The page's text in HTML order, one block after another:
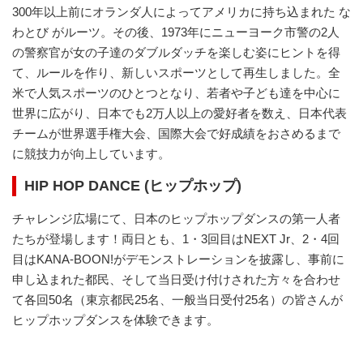
300年以上前にオランダ人によってアメリカに持ち込まれた な
わとび がルーツ。その後、1973年にニューヨーク市警の2人
の警察官が女の子達のダブルダッチを楽しむ姿にヒントを得
て、ルールを作り、新しいスポーツとして再生しました。全
米で人気スポーツのひとつとなり、若者や子ども達を中心に
世界に広がり、日本でも2万人以上の愛好者を数え、日本代表
チームが世界選手権大会、国際大会で好成績をおさめるまで
に競技力が向上しています。
HIP HOP DANCE (ヒップホップ)
チャレンジ広場にて、日本のヒップホップダンスの第一人者
たちが登場します！両日とも、1・3回目はNEXT Jr、2・4回
目はKANA-BOON!がデモンストレーションを披露し、事前に
申し込まれた都民、そして当日受け付けされた方々を合わせ
て各回50名（東京都民25名、一般当日受付25名）の皆さんが
ヒップホップダンスを体験できます。